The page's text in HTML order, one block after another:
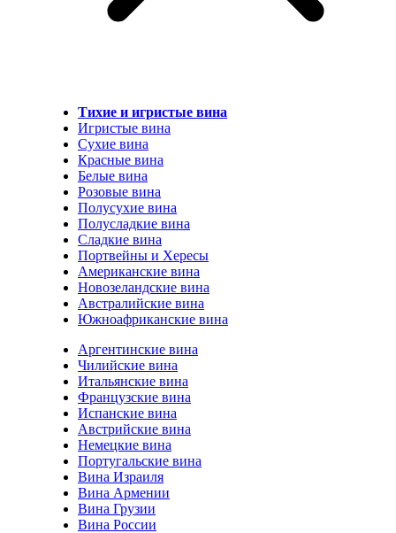
Тихие и игристые вина
Игристые вина
Сухие вина
Красные вина
Белые вина
Розовые вина
Полусухие вина
Полусладкие вина
Сладкие вина
Портвейны и Хересы
Американские вина
Новозеландские вина
Австралийские вина
Южноафриканские вина
Аргентинские вина
Чилийские вина
Итальянские вина
Французские вина
Испанские вина
Австрийские вина
Немецкие вина
Португальские вина
Вина Израиля
Вина Армении
Вина Грузии
Вина России